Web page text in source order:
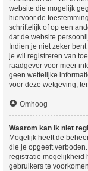
website die mogelijk
hiervoor de
schriftelijk of op een
dat de website
Indien je niet zeker
je wil registreren van
raadgever voor meer
geen wettelijke
voor deze wetgeving,
Omhoog
Waarom kan ik niet
Mogelijk heeft de
die je opgeeft
registratie mogelijkheid
gebruikers te